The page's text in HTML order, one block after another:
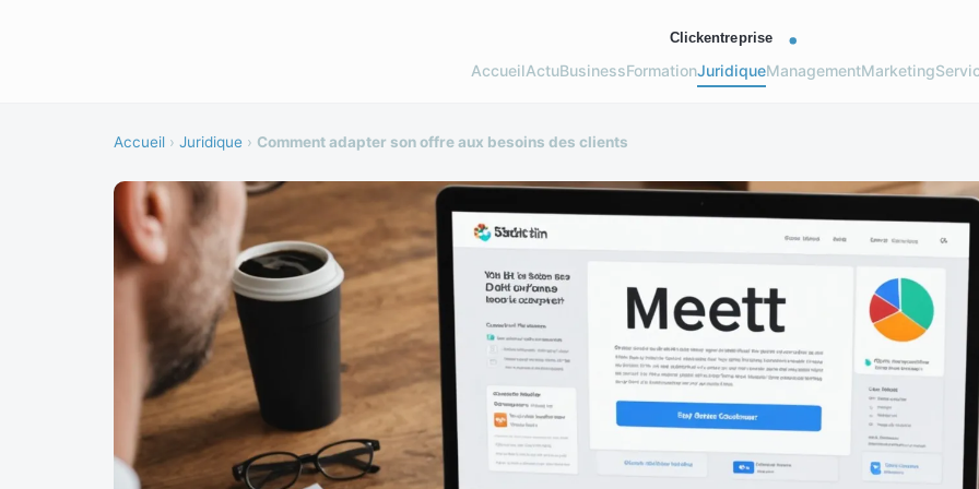
AccueilActuBusinessFormationJuridiqueManagementMarketing
Accueil › Juridique › Comment adapter son offre aux besoins des clients